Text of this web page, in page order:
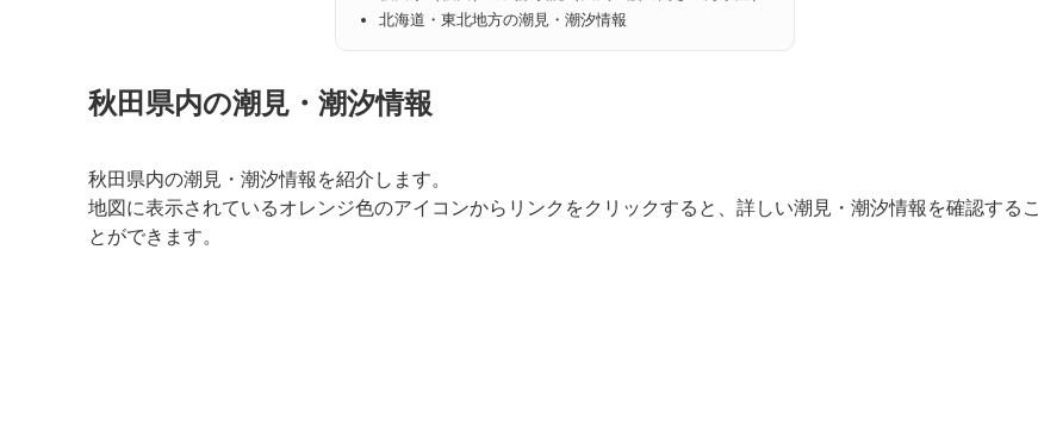
北海道・東北地方の潮見・潮汐情報
秋田県内の潮見・潮汐情報
秋田県内の潮見・潮汐情報を紹介します。
地図に表示されているオレンジ色のアイコンからリンクをクリックすると、詳しい潮見・潮汐情報を確認するこ
とができます。